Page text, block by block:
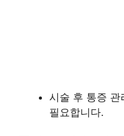
시술 후 통증 관
필요합니다.